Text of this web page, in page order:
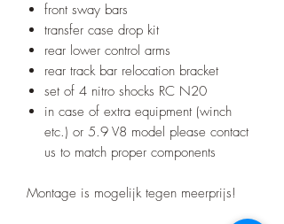
front sway bars
transfer case drop kit
rear lower control arms
rear track bar relocation bracket
set of 4 nitro shocks RC N20
in case of extra equipment (winch
etc.) or 5.9 V8 model please contact
us to match proper components
Montage is mogelijk tegen meerprijs!